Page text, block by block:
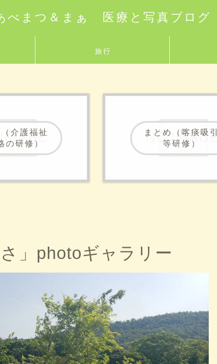
べまつ＆まぁ 医療と写真ブログ
旅行
介護福祉
の研修）
まとめ（喀痰吸引
等研修）
」photoギャラリー